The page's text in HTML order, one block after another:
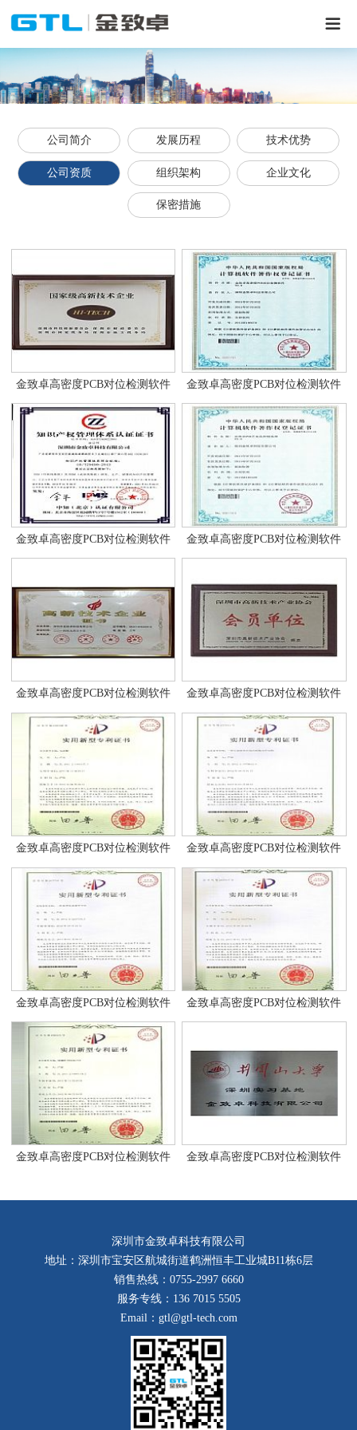
公司简介 发展历程 技术优势
公司资质 组织架构 企业文化
保密措施
金致卓高密度PCB对位检测软件 金致卓高密度PCB对位检测软件
金致卓高密度PCB对位检测软件 金致卓高密度PCB对位检测软件
金致卓高密度PCB对位检测软件 金致卓高密度PCB对位检测软件
金致卓高密度PCB对位检测软件 金致卓高密度PCB对位检测软件
金致卓高密度PCB对位检测软件 金致卓高密度PCB对位检测软件
金致卓高密度PCB对位检测软件 金致卓高密度PCB对位检测软件
深圳市金致卓科技有限公司
地址：深圳市宝安区航城街道鹤洲恒丰工业城B11栋6层
销售热线：0755-2997 6660
服务专线：136 7015 5505
Email：gtl@gtl-tech.com